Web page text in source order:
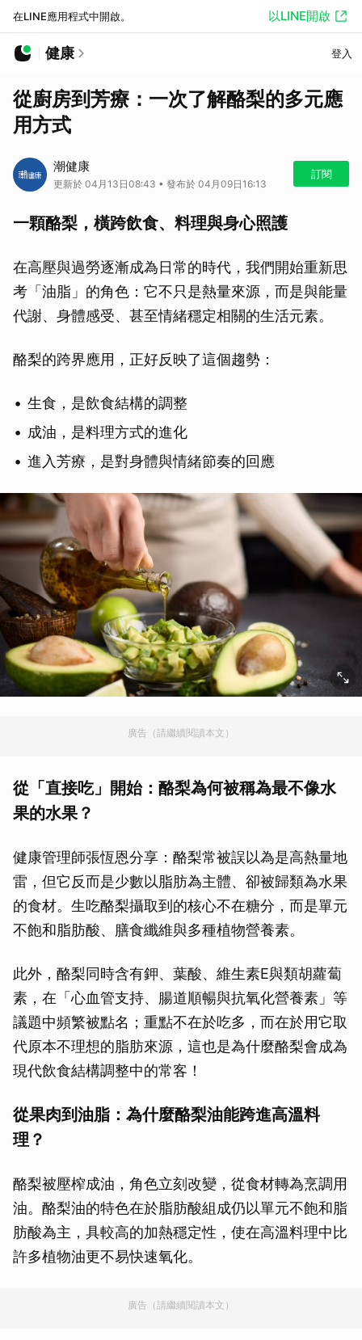
在LINE應用程式中開啟。 以LINE開啟
健康 登入
從廚房到芳療：一次了解酪梨的多元應
用方式
潮健康
更新於 04月13日08:43 • 發布於 04月09日16:13
訂閱
一顆酪梨，橫跨飲食、料理與身心照護
在高壓與過勞逐漸成為日常的時代，我們開始重新思
考「油脂」的角色：它不只是熱量來源，而是與能量
代謝、身體感受、甚至情緒穩定相關的生活元素。
酪梨的跨界應用，正好反映了這個趨勢：
生食，是飲食結構的調整
成油，是料理方式的進化
進入芳療，是對身體與情緒節奏的回應
廣告（請繼續閱讀本文）
從「直接吃」開始：酪梨為何被稱為最不像水
果的水果？
健康管理師張恆恩分享：酪梨常被誤以為是高熱量地
雷，但它反而是少數以脂肪為主體、卻被歸類為水果
的食材。生吃酪梨攝取到的核心不在糖分，而是單元
不飽和脂肪酸、膳食纖維與多種植物營養素。
此外，酪梨同時含有鉀、葉酸、維生素E與類胡蘿蔔
素，在「心血管支持、腸道順暢與抗氧化營養素」等
議題中頻繁被點名；重點不在於吃多，而在於用它取
代原本不理想的脂肪來源，這也是為什麼酪梨會成為
現代飲食結構調整中的常客！
從果肉到油脂：為什麼酪梨油能跨進高溫料
理？
酪梨被壓榨成油，角色立刻改變，從食材轉為烹調用
油。酪梨油的特色在於脂肪酸組成仍以單元不飽和脂
肪酸為主，具較高的加熱穩定性，使在高溫料理中比
許多植物油更不易快速氧化。
廣告（請繼續閱讀本文）